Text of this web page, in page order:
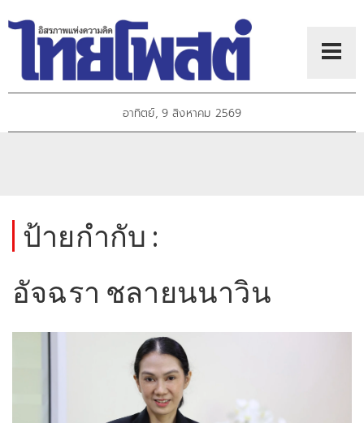
อาทิตย์, 9 สิงหาคม 2569
ป้ายกำกับ :
อัจฉรา ชลายนนาวิน